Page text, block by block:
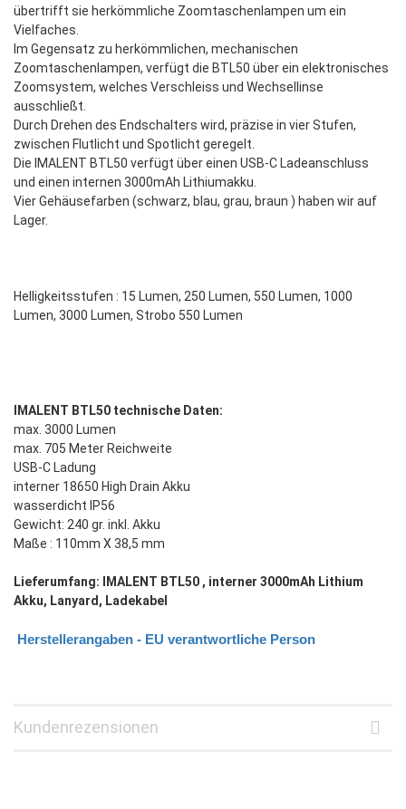
übertrifft sie herkömmliche Zoomtaschenlampen um ein
Vielfaches.
Im Gegensatz zu herkömmlichen, mechanischen
Zoomtaschenlampen, verfügt die BTL50 über ein elektronisches
Zoomsystem, welches Verschleiss und Wechsellinse
ausschließt.
Durch Drehen des Endschalters wird, präzise in vier Stufen,
zwischen Flutlicht und Spotlicht geregelt.
Die IMALENT BTL50 verfügt über einen USB-C Ladeanschluss
und einen internen 3000mAh Lithiumakku.
Vier Gehäusefarben (schwarz, blau, grau, braun ) haben wir auf
Lager.
Helligkeitsstufen : 15 Lumen, 250 Lumen, 550 Lumen, 1000
Lumen, 3000 Lumen, Strobo 550 Lumen
IMALENT BTL50 technische Daten:
max. 3000 Lumen
max. 705 Meter Reichweite
USB-C Ladung
interner 18650 High Drain Akku
wasserdicht IP56
Gewicht: 240 gr. inkl. Akku
Maße : 110mm X 38,5 mm
Lieferumfang: IMALENT BTL50 , interner 3000mAh Lithium
Akku, Lanyard, Ladekabel
Herstellerangaben - EU verantwortliche Person
Kundenrezensionen